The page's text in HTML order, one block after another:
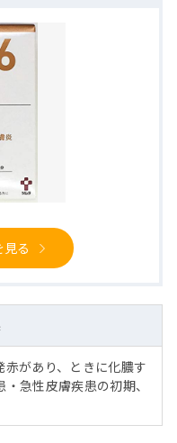
る
があり、ときに化膿す
急性皮膚疾患の初期、